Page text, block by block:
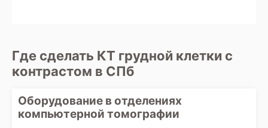
распечатанных снимков и заключения на
руки или через электронную почту, в
зависимости от организации работы
возможна консультация с врачом-
диагностом для разъяснения
результатов.
Где сделать КТ грудной клетки с
контрастом в СПб
Оборудование в отделениях
компьютерной томографии